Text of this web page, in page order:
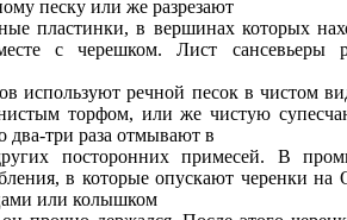
песку или же разрезают
пластинки, в вершинах которых
с черешком. Лист
используют речной песок в чистом
торфом, или же чистую
два-три раза отмывают в
посторонних примесей. В
в которые опускают черенки на
или колышком